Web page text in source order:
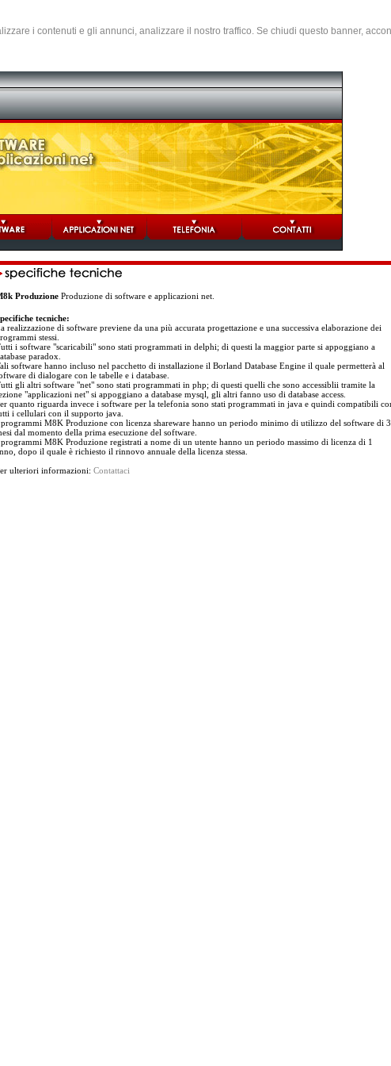
i contenuti e gli annunci, analizzare il nostro traffico. Se chiudi questo banner,
ProduzioneProduzione di software e applicazioni net.
tecniche:
realizzazione di software previene da una più accurata progettazione e una successiva elaborazione dei
stessi.
i software "scaricabili" sono stati programmati in delphi; di questi la maggior parte si appoggiano a
paradox.
software hanno incluso nel pacchetto di installazione il Borland Database Engine il quale permetterà al
di dialogare con le tabelle e i database.
gli altri software "net" sono stati programmati in php; di questi quelli che sono accessiblii tramite la
"applicazioni net" si appoggiano a database mysql, gli altri fanno uso di database access.
quanto riguarda invece i software per la telefonia sono stati programmati in java e quindi compatibili
i cellulari con il supporto java.
M8K Produzione con licenza shareware hanno un periodo minimo di utilizzo del software di 3
dal momento della prima esecuzione del software.
M8K Produzione registrati a nome di un utente hanno un periodo massimo di licenza di 1
dopo il quale è richiesto il rinnovo annuale della licenza stessa.
ulteriori informazioni: Contattaci